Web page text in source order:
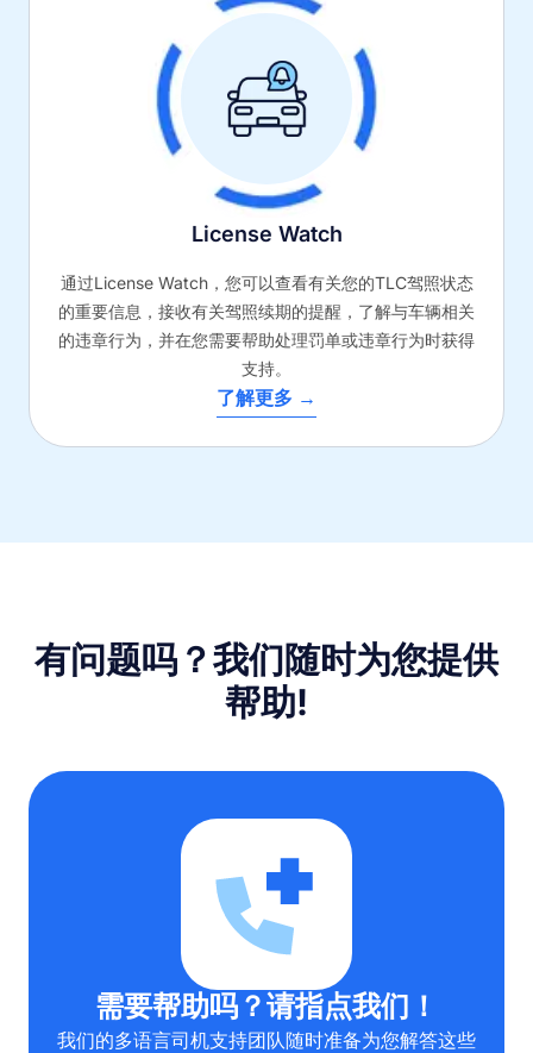
License Watch
通过License Watch，您可以查看有关您的TLC驾照状态
的重要信息，接收有关驾照续期的提醒，了解与车辆相关
的违章行为，并在您需要帮助处理罚单或违章行为时获得
支持。
了解更多 →
有问题吗？我们随时为您提供
帮助!
需要帮助吗？请指点我们！
我们的多语言司机支持团队随时准备为您解答这些